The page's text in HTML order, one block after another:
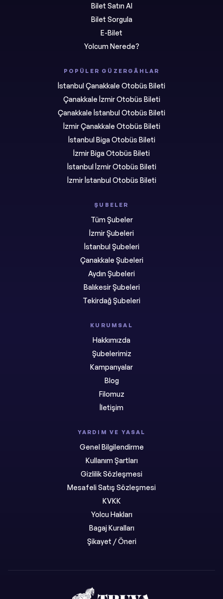
Bilet Satın Al
Bilet Sorgula
E-Bilet
Yolcum Nerede?
POPÜLER GÜZERGÂHLAR
İstanbul Çanakkale Otobüs Bileti
Çanakkale İzmir Otobüs Bileti
Çanakkale İstanbul Otobüs Bileti
İzmir Çanakkale Otobüs Bileti
İstanbul Biga Otobüs Bileti
İzmir Biga Otobüs Bileti
İstanbul İzmir Otobüs Bileti
İzmir İstanbul Otobüs Bileti
ŞUBELER
Tüm Şubeler
İzmir Şubeleri
İstanbul Şubeleri
Çanakkale Şubeleri
Aydın Şubeleri
Balıkesir Şubeleri
Tekirdağ Şubeleri
KURUMSAL
Hakkımızda
Şubelerimiz
Kampanyalar
Blog
Filomuz
İletişim
YARDIM VE YASAL
Genel Bilgilendirme
Kullanım Şartları
Gizlilik Sözleşmesi
Mesafeli Satış Sözleşmesi
KVKK
Yolcu Hakları
Bagaj Kuralları
Şikayet / Öneri